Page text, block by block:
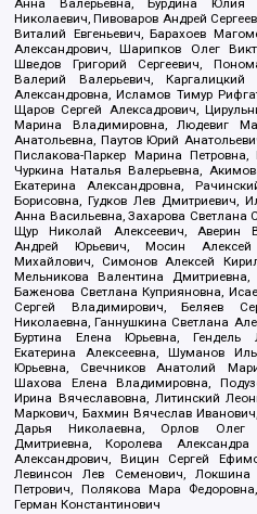
Анна Валерьевна, Бурдина Юлия
Николаевич, Пивоваров Андрей
Виталий Евгеньевич, Барахоев
Александрович, Шарипков Олег
Шведов Григорий Сергеевич,
Валерий Валерьевич,
Александровна, Исламов Тимур
Щаров Сергей Алексадрович,
Марина Владимировна, Людевиг
Анатольевна, Паутов Юрий
Пислакова-Паркер Марина
Чуркина Наталья Валерьевна,
Екатерина Александровна,
Борисовна, Гудков Лев Дмитриевич,
Анна Васильевна, Захарова Светлана
Щур Николай Алексеевич, Аверин
Андрей Юрьевич, Мосин Алексей
Михайлович, Симонов Алексей
Мельникова Валентина
Баженова Светлана Куприяновна,
Сергей Владимирович, Беляев
Николаевна, Ганнушкина Светлана
Буртина Елена Юрьевна,
Екатерина Алексеевна, Шуманов
Юрьевна, Свечников Анатолий
Шахова Елена Владимировна,
Ирина Вячеславовна, Литинский
Маркович, Бахмин Вячеслав
Дарья Николаевна, Орлов Олег
Дмитриевна, Королева
Александрович, Вицин Сергей
Левинсон Лев Семенович,
Петрович, Полякова Мара
Герман Константинович